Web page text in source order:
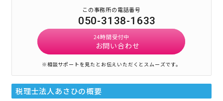
この事務所の電話番号
050-3138-1633
24時間受付中
お問い合わせ
※相談サポートを見たとお伝えいただくとスムーズです。
税理士法人あさひの概要